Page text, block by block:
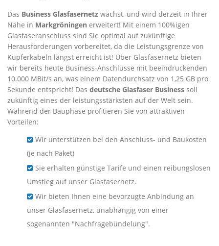
Das Business Glasfasernetz wächst, und wird derzeit in Ihrer
Nähe in Markgröningen erweitert! Mit einem 100%igen
Glasfaseranschluss sind Sie optimal auf zukünftige
Herausforderungen vorbereitet, da die Leistungsgrenze von
Kupferkabeln längst erreicht ist! Über Glasfasernetz bieten
wir bereits heute Business-Anschlüsse mit beeindruckenden
10.000 MBit/s an, was einem Datendurchsatz von 1,25 GB pro
Sekunde entspricht! Das deutsche Glasfaser Business soll
zukünftig eines der leistungsstärksten auf der Welt sein.
Während der Bauphase profitieren Sie von attraktiven
Vorteilen:
Wir unterstützen bei den Anschluss- und Baukosten
(je nach Paket)
Sie erhalten günstige Tarife und einen reibungslosen
Umstieg auf unser Glasfasernetz.
Wir bieten Ihnen eine bevorzugte Anbindung an
unser Glasfasernetz, unabhängig von einer
sogenannten "Nachfragebündelung".